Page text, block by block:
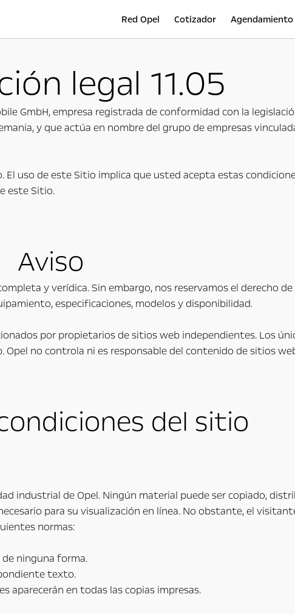
Red Opel Cotizador Agendamiento
legal 11.05
GmbH, empresa registrada de conformidad con la
y que actúa en nombre del grupo de empresas
uso de este Sitio implica que usted acepta estas
este Sitio.
Aviso
y verídica. Sin embargo, nos reservamos el derecho
especificaciones, modelos y disponibilidad.
por propietarios de sitios web independientes. Los
no controla ni es responsable del contenido de sitios
del sitio
industrial de Opel. Ningún material puede ser copiado,
para su visualización en línea. No obstante, el
normas:
ninguna forma.
texto.
aparecerán en todas las copias impresas.